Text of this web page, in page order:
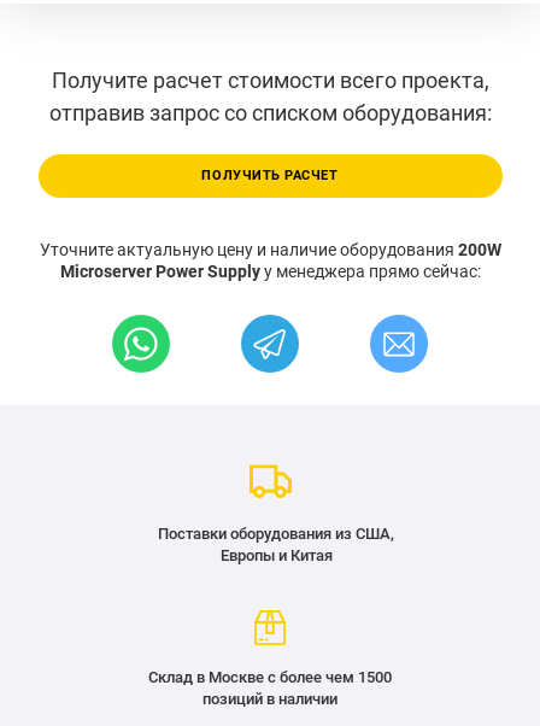
Получите расчет стоимости всего проекта,
отправив запрос со списком оборудования:
ПОЛУЧИТЬ РАСЧЕТ
Уточните актуальную цену и наличие оборудования 200W
Microserver Power Supplyу менеджера прямо сейчас:
Поставки оборудования из США,
Европы и Китая
Склад в Москве с более чем 1500
позиций в наличии